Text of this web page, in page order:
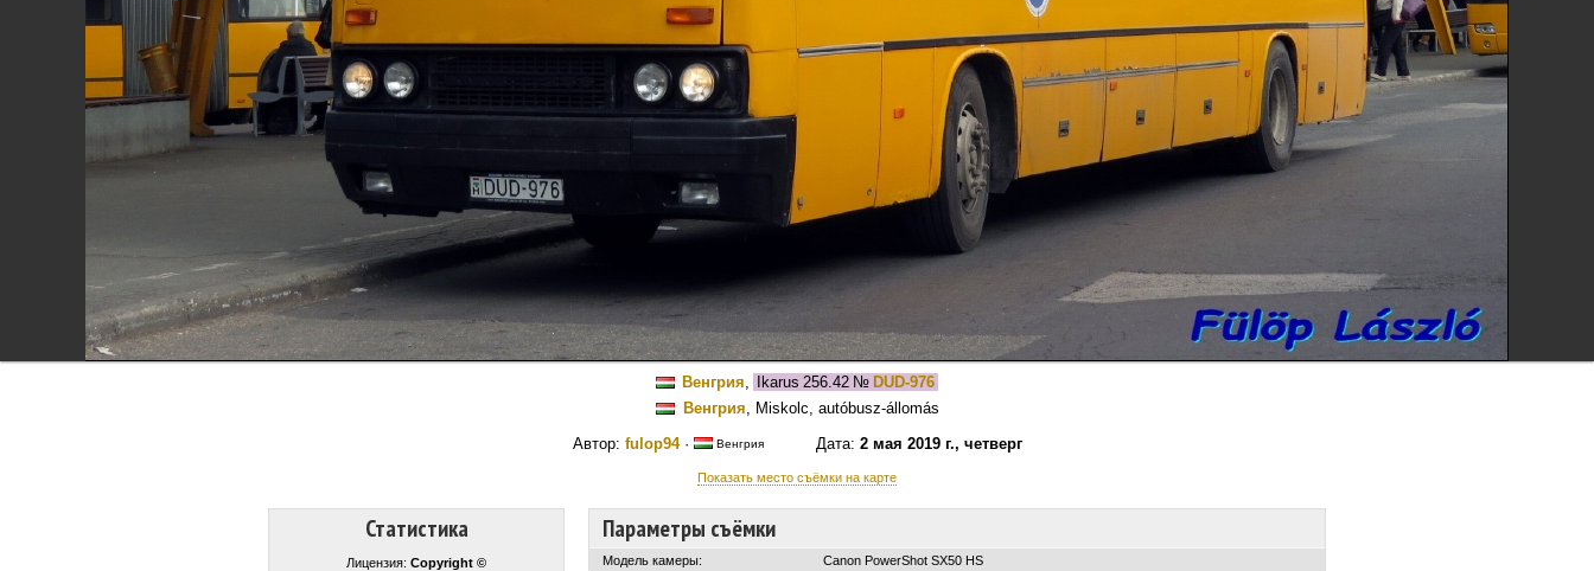
Венгрия, Ikarus 256.42 № DUD-976
Венгрия, Miskolc, autóbusz-állomás
Автор: fulop94· ВенгрияДата: 2 мая 2019 г., четверг
Показать место съёмки на карте
Статистика
Лицензия: Copyright ©
Параметры съёмки
Модель камеры:
Canon PowerShot SX50 HS